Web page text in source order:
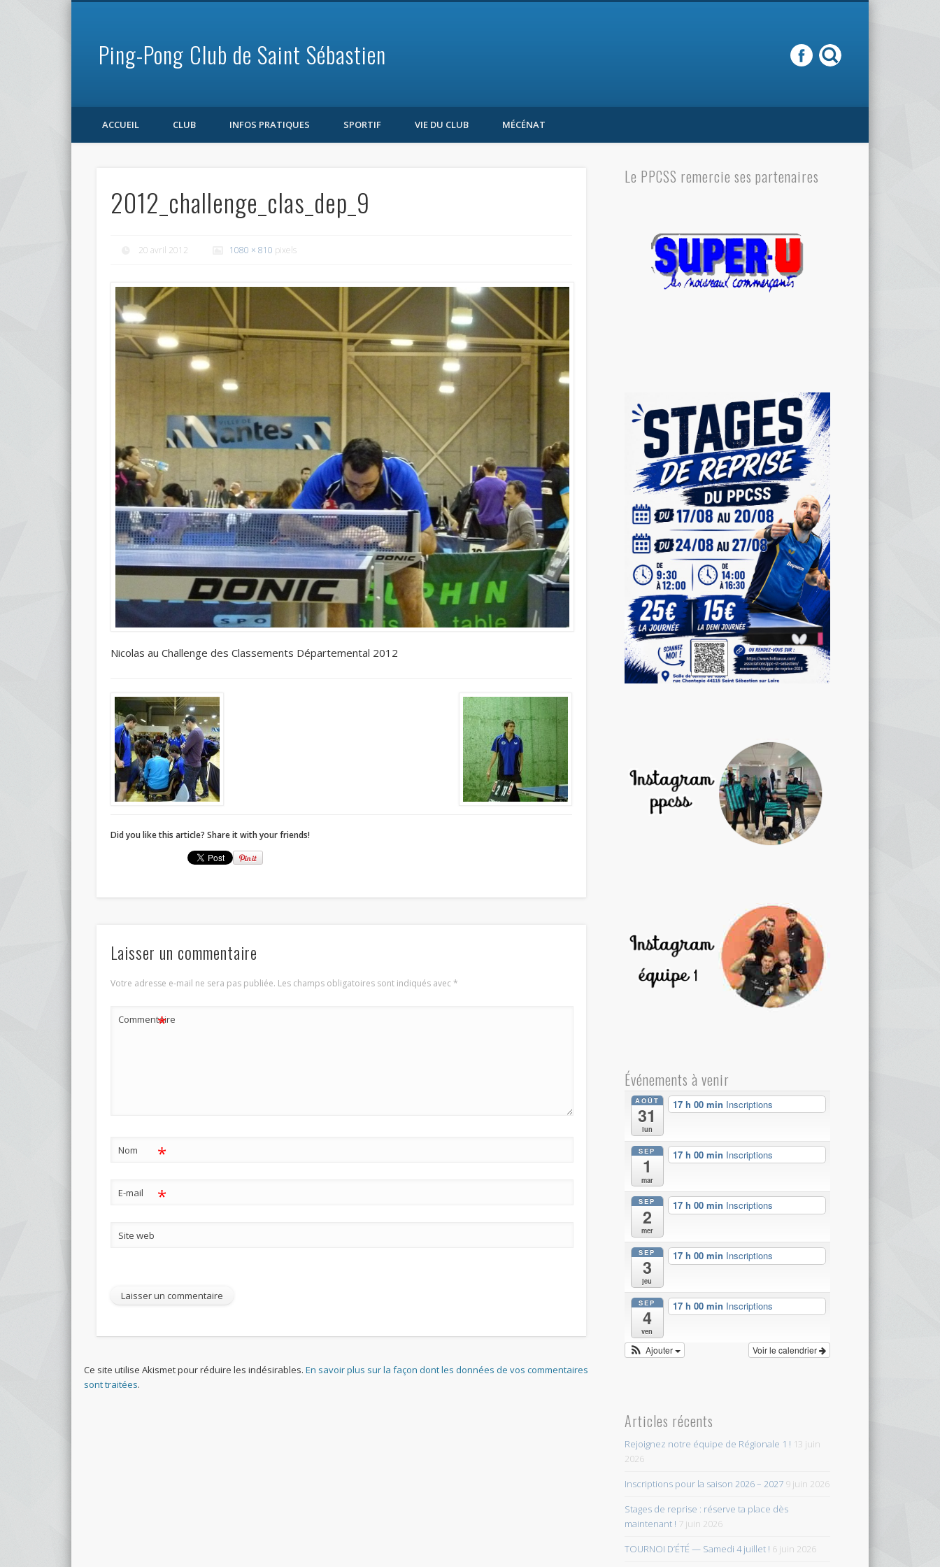
Ping-Pong Club de Saint Sébastien
Facebook
ACCUEIL CLUB INFOS PRATIQUES SPORTIF VIE DU CLUB MÉCÉNAT
2012_challenge_clas_dep_9
20 avril 2012 1080 × 810 pixels
Nicolas au Challenge des Classements Départemental 2012
Did you like this article? Share it with your friends!
Laisser un commentaire
Votre adresse e-mail ne sera pas publiée. Les champs obligatoires sont indiqués avec*
Commentaire
*
Nom *
E-mail *
Site web
Ce site utilise Akismet pour réduire les indésirables.En savoir plus sur la façon dont les données de vos commentaires
sont traitées.
Le PPCSS remercie ses partenaires
Événements à venir
AOÛT
31
lun
17 h 00 min Inscriptions
SEP
1
mar
17 h 00 min Inscriptions
SEP
2
mer
17 h 00 min Inscriptions
SEP
3
jeu
17 h 00 min Inscriptions
SEP
4
ven
17 h 00 min Inscriptions
Voir le calendrier
Ajouter
Articles récents
Rejoignez notre équipe de Régionale 1 ! 13 juin
2026
Inscriptions pour la saison 2026 – 2027 9 juin 2026
Stages de reprise : réserve ta place dès
maintenant ! 7 juin 2026
TOURNOI D’ÉTÉ — Samedi 4 juillet ! 6 juin 2026